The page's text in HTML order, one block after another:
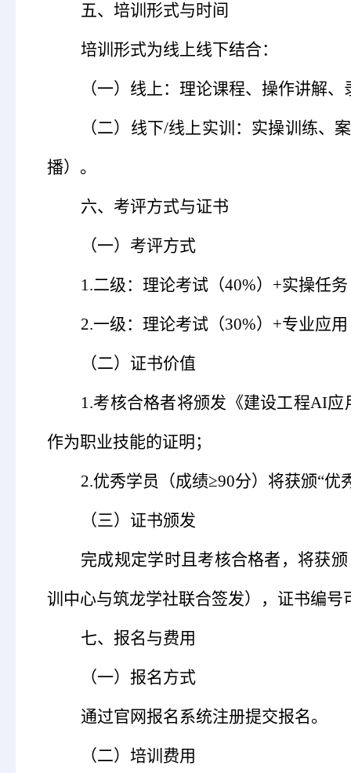
五、培训形式与时间
培训形式为线上线下结合：
（一） 线上：理论课程、操作讲解、
（二） 线下/线上实训：实操训练、
播）。
六、考评方式与证书
（一） 考评方式
1.二级：理论考试（40%） +实操任
2.一级：理论考试（30%） +专业应用
（二） 证书价值
1.考核合格者将颁发《建设工程AI应
作为职业技能的证明 ；
2.优秀学员（成绩≥90分）将获颁“优
（三） 证书颁发
完成规定学时且考核合格者，将获
训中心与筑龙学社联合签发） ， 证书编号
七、报名与费用
（一） 报名方式
通过官网报名系统注册提交报名。
（二） 培训费用